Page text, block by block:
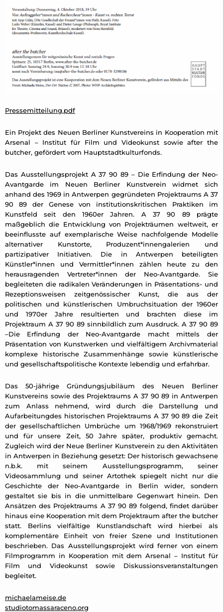
Pressemitteilung.pdf
Ein Projekt des Neuen Berliner Kunstvereins in Kooperation mit
Arsenal – Institut für Film und Videokunst sowie after the
butcher, gefördert vom Hauptstadtkulturfonds.
Das Ausstellungsprojekt A 37 90 89 – Die Erfindung der Neo-
Avantgarde im Neuen Berliner Kunstverein widmet sich
anhand des 1969 in Antwerpen gegründeten Projektraums A 37
90 89 der Genese von institutionskritischen Praktiken im
Kunstfeld seit den 1960er Jahren. A 37 90 89 prägte
maßgeblich die Entwicklung von Projekträumen weltweit, er
beeinflusste auf exemplarische Weise nachfolgende Modelle
alternativer Kunstorte, Produzent*innengalerien und
partizipativer Initiativen. Die in Antwerpen beteiligten
Künstler*innen und Vermittler*innen zählen heute zu den
herausragenden Vertreter*innen der Neo-Avantgarde. Sie
begleiteten die radikalen Veränderungen in Präsentations- und
Rezeptionsweisen zeitgenössischer Kunst, die aus der
politischen und künstlerischen Umbruchsituation der 1960er
und 1970er Jahre resultierten und brachten diese im
Projektraum A 37 90 89 sinnbildlich zum Ausdruck. A 37 90 89
–Die Erfindung der Neo-Avantgarde macht mittels der
Präsentation von Kunstwerken und vielfältigem Archivmaterial
komplexe historische Zusammenhänge sowie künstlerische
und gesellschaftspolitische Kontexte lebendig und erfahrbar.
Das 50-jährige Gründungsjubiläum des Neuen Berliner
Kunstvereins sowie des Projektraums A 37 90 89 in Antwerpen
zum Anlass nehmend, wird durch die Darstellung und
Aufarbeitungdes historischen Projektraums A 37 90 89 die Zeit
der gesellschaftlichen Umbrüche um 1968/1969 rekonstruiert
und für unsere Zeit, 50 Jahre später, produktiv gemacht.
Zugleich wird der Neue Berliner Kunstverein zu den Aktivitäten
in Antwerpen in Beziehung gesetzt: Der historisch gewachsene
n.b.k. mit seinem Ausstellungsprogramm, seiner
Videosammlung und seiner Artothek spiegelt nicht nur die
Geschichte der Neo-Avantgarde in Berlin wider, sondern
gestaltet sie bis in die unmittelbare Gegenwart hinein. Den
Ansätzen des Projektraums A 37 90 89 folgend, findet darüber
hinaus eine Kooperation mit dem Projektraum after the butcher
statt. Berlins vielfältige Kunstlandschaft wird hierbei als
komplementäre Einheit von freier Szene und Institutionen
beschrieben. Das Ausstellungsprojekt wird ferner von einem
Filmprogramm in Kooperation mit dem Arsenal – Institut für
Film und Videokunst sowie Diskussionsveranstaltungen
begleitet.
michaelameise.de
studiotomassaraceno.org